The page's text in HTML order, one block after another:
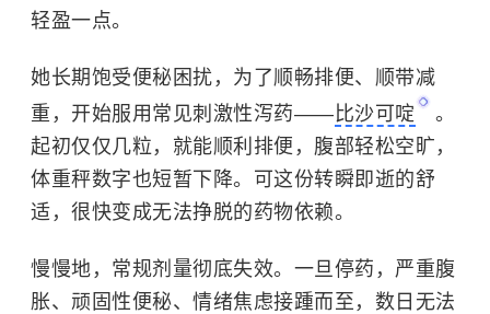
轻盈一点。
她长期饱受便秘困扰，为了顺畅排便、顺带减
重，开始服用常见刺激性泻药——比沙可啶
。
起初仅仅几粒，就能顺利排便，腹部轻松空旷，
体重秤数字也短暂下降。可这份转瞬即逝的舒
适，很快变成无法挣脱的药物依赖。
慢慢地，常规剂量彻底失效。一旦停药，严重腹
胀、顽固性便秘、情绪焦虑接踵而至，数日无法